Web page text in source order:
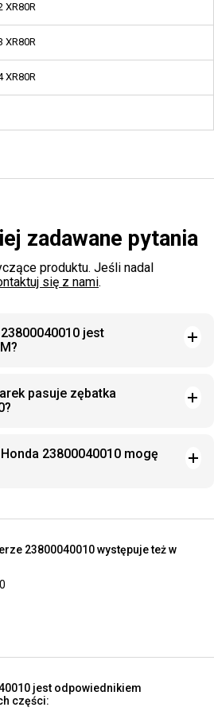
XR80R
XR80R
XR80R
zadawane pytania
produktu. Jeśli nadal
się z nami.
jest
pasuje zębatka
23800040010 mogę
23800040010 występuje też w
jest odpowiednikiem
części: